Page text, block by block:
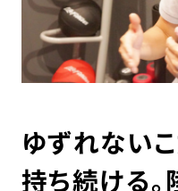
ゆずれない
持ち続ける
アスリートのキャ
表彰台の降り方。